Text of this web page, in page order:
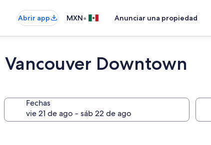
Abrir app MXN• Anunciar una propiedad
Downtown
Fechas